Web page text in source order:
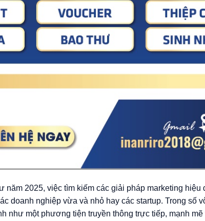
2025, việc tìm kiếm các giải pháp marketing hiệu
doanh nghiệp vừa và nhỏ hay các startup. Trong số
như một phương tiện truyền thông trực tiếp, mạnh